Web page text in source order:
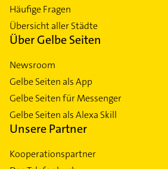
Häufige Fragen
Übersicht aller Städte
Über Gelbe Seiten
Newsroom
Gelbe Seiten als App
Gelbe Seiten für Messenger
Gelbe Seiten als Alexa Skill
Unsere Partner
Kooperationspartner